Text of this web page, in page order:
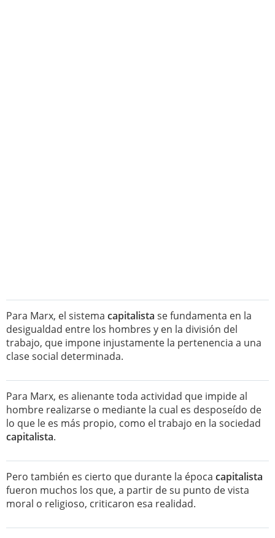
Para Marx, el sistema capitalista se fundamenta en la
desigualdad entre los hombres y en la división del
trabajo, que impone injustamente la pertenencia a una
clase social determinada.
Para Marx, es alienante toda actividad que impide al
hombre realizarse o mediante la cual es desposeído de
lo que le es más propio, como el trabajo en la sociedad
capitalista.
Pero también es cierto que durante la época capitalista
fueron muchos los que, a partir de su punto de vista
moral o religioso, criticaron esa realidad.